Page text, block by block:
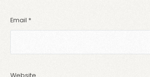
Email *